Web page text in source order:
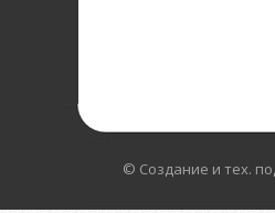
© Создание и тех.